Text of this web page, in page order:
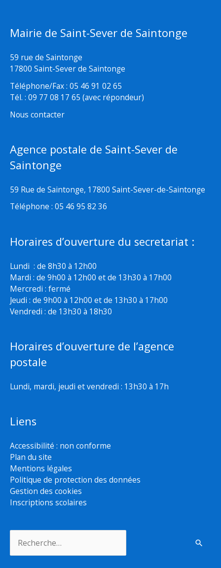
Mairie de Saint-Sever de Saintonge
59 rue de Saintonge
17800 Saint-Sever de Saintonge
Téléphone/Fax : 05 46 91 02 65
Tél. : 09 77 08 17 65 (avec répondeur)
Nous contacter
Agence postale de Saint-Sever de
Saintonge
59 Rue de Saintonge, 17800 Saint-Sever-de-Saintonge
Téléphone : 05 46 95 82 36
Horaires d’ouverture du secretariat :
Lundi : de 8h30 à 12h00
Mardi : de 9h00 à 12h00 et de 13h30 à 17h00
Mercredi : fermé
Jeudi : de 9h00 à 12h00 et de 13h30 à 17h00
Vendredi : de 13h30 à 18h30
Horaires d’ouverture de l’agence
postale
Lundi, mardi, jeudi et vendredi : 13h30 à 17h
Liens
Accessibilité : non conforme
Plan du site
Mentions légales
Politique de protection des données
Gestion des cookies
Inscriptions scolaires